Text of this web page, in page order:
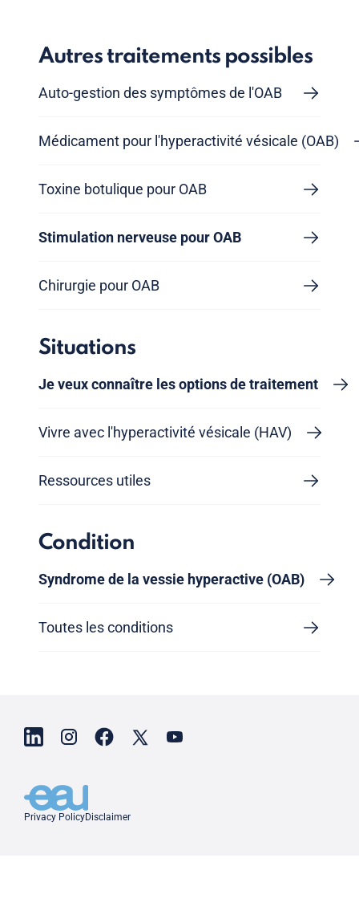
Autres traitements possibles
Auto-gestion des symptômes de l'OAB
Médicament pour l'hyperactivité vésicale (OAB)
Toxine botulique pour OAB
Stimulation nerveuse pour OAB
Chirurgie pour OAB
Situations
Je veux connaître les options de traitement
Vivre avec l'hyperactivité vésicale (HAV)
Ressources utiles
Condition
Syndrome de la vessie hyperactive (OAB)
Toutes les conditions
Privacy PolicyDisclaimer